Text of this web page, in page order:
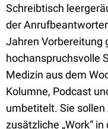
Schreibtisch
der
Jahren Vorbereitung
hochanspruchsvolle
Medizin aus dem
Kolumne, Podcast
umbetitelt. Sie
zusätzliche „Work“